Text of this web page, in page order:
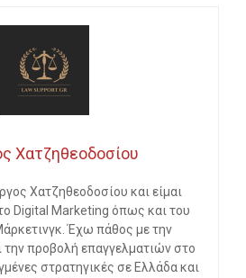
Χατζηθεοδοσίου
Χατζηθεοδοσίου και είμαι
Digital Marketing όπως και του
Έχω πάθος με την
την προβολή επαγγελματιών στο
στρατηγικές σε Ελλάδα και